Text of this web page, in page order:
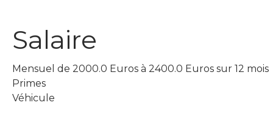
Salaire
Mensuel de 2000.0 Euros à 2400.0 Euros sur 12 mois
Primes
Véhicule